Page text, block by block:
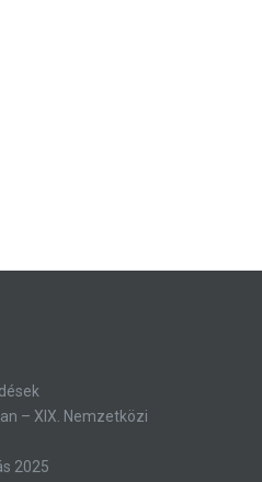
– XIX. Nemzetközi
2025